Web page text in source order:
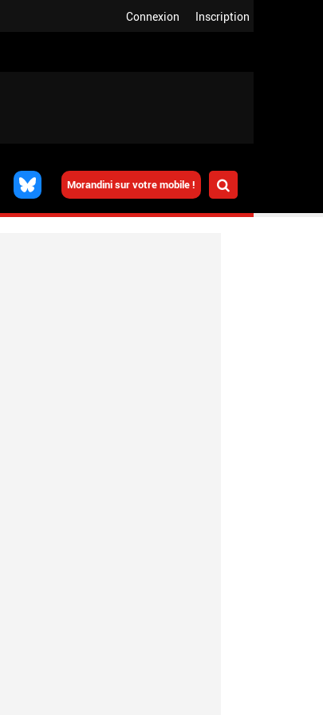
Inscription
Connexion
Morandini sur votre mobile !